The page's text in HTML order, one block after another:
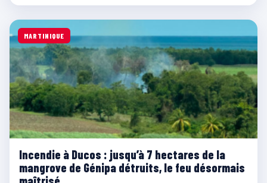
MARTINIQUE
Incendie à Ducos : jusqu’à 7 hectares de la
mangrove de Génipa détruits, le feu désormais